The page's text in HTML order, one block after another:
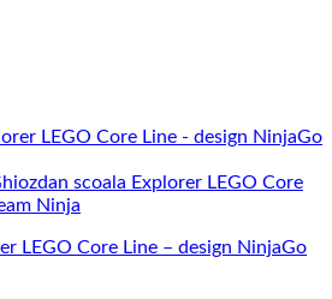
LEGO Core Line – design NinjaGo